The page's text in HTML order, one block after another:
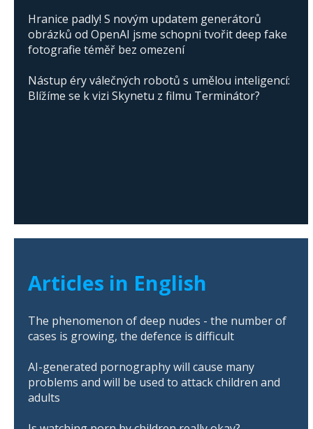
Hranice padly! S novým updatem generátorů
obrázků od OpenAI jsme schopni tvořit deep fake
fotografie téměř bez omezení
Nástup éry válečných robotů s umělou inteligencí:
Blížíme se k vizi Skynetu z filmu Terminátor?
Articles in English
The phenomenon of deep nudes - the number of
cases is growing, the defence is difficult
AI-generated pornography will cause many
problems and will be used to attack children and
adults